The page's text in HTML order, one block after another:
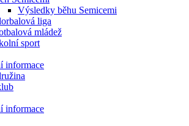
Výsledky běhu Semicemi
liga
mládež
sport
informace
informace